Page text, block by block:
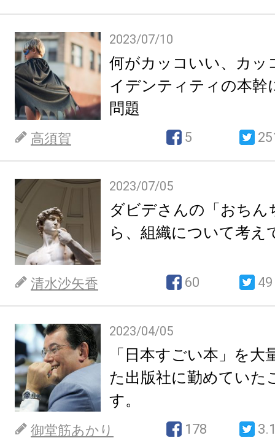
2023/07/10
何がカッコいい、カッ
イデンティティの本幹
問題
高須賀 5
2023/07/05
ダビデさんの「おちん
ら、組織について考え
清水沙矢香 60 49
2023/04/05
「日本すごい本」を大
た出版社に勤めていた
す。
御堂筋あかり 178